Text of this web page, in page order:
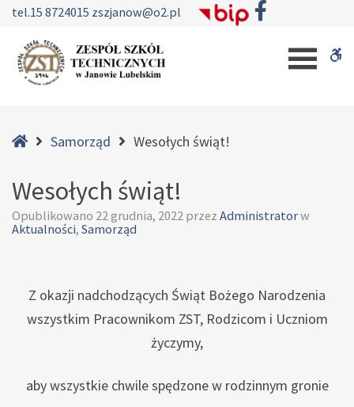
świąt!
tel.15 8724015 zszjanow@o2.pl
HomeSamorząd Wesołych świąt!
Wesołych świąt!
Opublikowano 22 grudnia, 2022 przez Administratorw
Aktualności, Samorząd
Z okazji nadchodzących Świąt Bożego Narodzenia
wszystkim Pracownikom ZST, Rodzicom i Uczniom
życzymy,
aby wszystkie chwile spędzone w rodzinnym gronie